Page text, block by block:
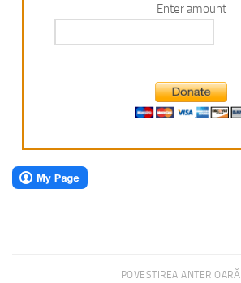
Enter amount
POVESTIREA ANTERIOARĂ